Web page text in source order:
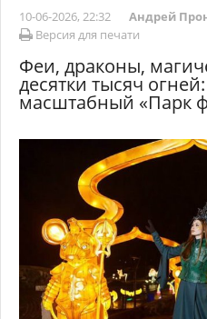
10-06-2026, 22:32 Андрей
Версия для печати
Феи, драконы,
десятки тысяч
масштабный «Парк